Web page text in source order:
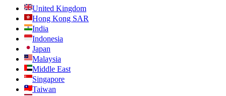
United Kingdom
Hong Kong SAR
India
Indonesia
Japan
Malaysia
Middle East
Singapore
Taiwan